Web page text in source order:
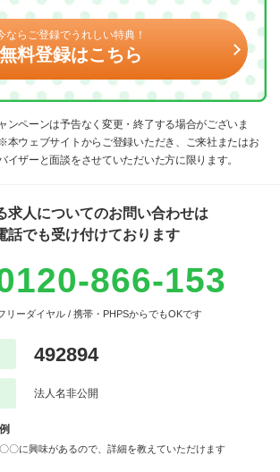
ならご登録でうれしい特典！
無料登録はこちら
ンペーンは予告なく変更・終了する場合がございま
本ウェブサイトからご登録いただき、ご来社またはお
イザーと面談をさせていただいた方に限ります。
求人についてのお問い合わせは
話でも受け付けております
866-153
リーダイヤル / 携帯・PHPSからでもOKです
492894
法人名非公開
〇に興味があるので、詳細を教えていただけます